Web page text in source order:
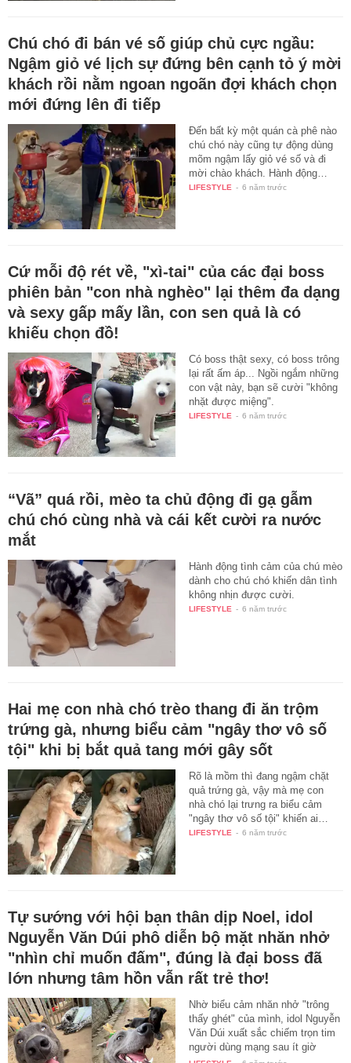
Chú chó đi bán vé số giúp chủ cực ngầu:
Ngậm giỏ vé lịch sự đứng bên cạnh tỏ ý mời
khách rồi nằm ngoan ngoãn đợi khách chọn
mới đứng lên đi tiếp
Đến bất kỳ một quán cà phê nào
chú chó này cũng tự động dùng
mõm ngậm lấy giỏ vé số và đi
mời chào khách. Hành động…
LIFESTYLE - 6 năm trước
Cứ mỗi độ rét về, "xì-tai" của các đại boss
phiên bản "con nhà nghèo" lại thêm đa dạng
và sexy gấp mấy lần, con sen quả là có
khiếu chọn đồ!
Có boss thật sexy, có boss trông
lại rất ấm áp... Ngồi ngắm những
con vật này, bạn sẽ cười "không
nhặt được miệng".
LIFESTYLE - 6 năm trước
“Vã” quá rồi, mèo ta chủ động đi gạ gẫm
chú chó cùng nhà và cái kết cười ra nước
mắt
Hành động tình cảm của chú mèo
dành cho chú chó khiến dân tình
không nhịn được cười.
LIFESTYLE - 6 năm trước
Hai mẹ con nhà chó trèo thang đi ăn trộm
trứng gà, nhưng biểu cảm "ngây thơ vô số
tội" khi bị bắt quả tang mới gây sốt
Rõ là mồm thì đang ngậm chặt
quả trứng gà, vậy mà mẹ con
nhà chó lại trưng ra biểu cảm
"ngây thơ vô số tội" khiến ai…
LIFESTYLE - 6 năm trước
Tự sướng với hội bạn thân dịp Noel, idol
Nguyễn Văn Dúi phô diễn bộ mặt nhăn nhở
"nhìn chỉ muốn đấm", đúng là đại boss đã
lớn nhưng tâm hồn vẫn rất trẻ thơ!
Nhờ biểu cảm nhăn nhở "trông
thấy ghét" của mình, idol Nguyễn
Văn Dúi xuất sắc chiếm trọn tim
người dùng mạng sau ít giờ